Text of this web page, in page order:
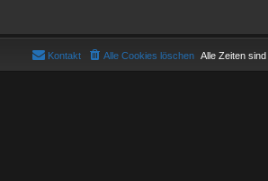
Alle Zeiten sind
Alle Cookies löschen
Kontakt